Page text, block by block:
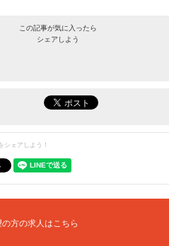
この記事が気に入ったら
シェアしよう
最新情報をお届けします。
シェアしよう！
方の求人はこちら